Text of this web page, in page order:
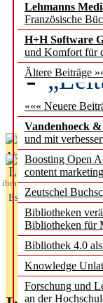
Lehmanns
Französische
H+H Software
und Komfort für
Ältere Beiträge
««« Neuere
Vandenhoeck
und mit
Boosting Open
content
Zeutschel
Bibliotheken
Bibliotheken für
Bibliothek 4.0
Knowledge
Forschung und
an der
des
Aktuelles aus
L
ibrary
Essentials